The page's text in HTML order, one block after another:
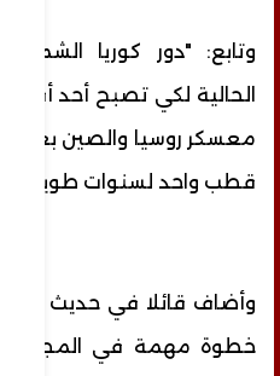
وتابع: "دور كوريا
الحالية لكي تصبح أحد
معسكر روسيا والصين بعد أن
قطب واحد لسنوات طويلة".
خطوة مهمة في المجهود